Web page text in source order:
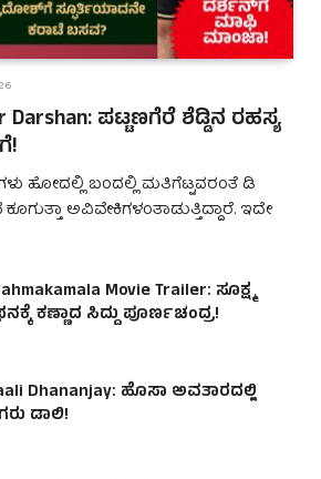
Darshan: ಪಟ್ಟಣಗೆರೆ ಶೆಡ್ಡಿನ ರಹಸ್ಯ
ಹೋದಲ್ಲಿ ಬಂದಲ್ಲಿ ಮತಿಗೆಟ್ಟವರಂತೆ ಡಿ
ಅವಿವೇಕಿಗಳಂತಾಡುತ್ತಿದ್ದಾರೆ. ಇದೇ
Movie Trailer: ಸೂಕ್ಷ್ಮ
ಕಣ್ಣಾದ ಸಿದ್ದು ಪೂರ್ಣಚಂದ್ರ!
Dhananjay: ಹೊಸಾ ಅವತಾರದಲ್ಲಿ
ಡಾಲಿ!